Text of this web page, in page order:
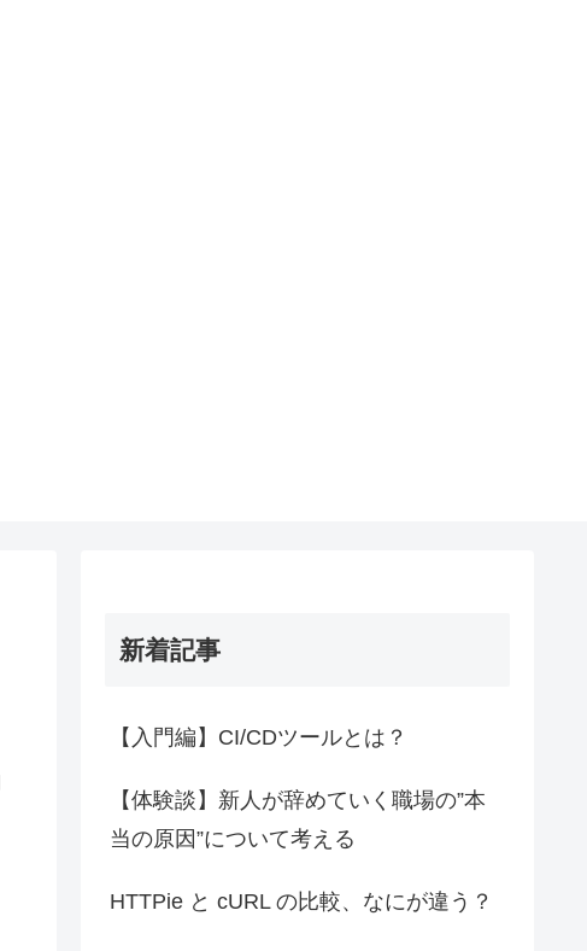
新着記事
【入門編】CI/CDツールとは？
【体験談】新人が辞めていく職場の”本
当の原因”について考える
HTTPie と cURL の比較、なにが違う？